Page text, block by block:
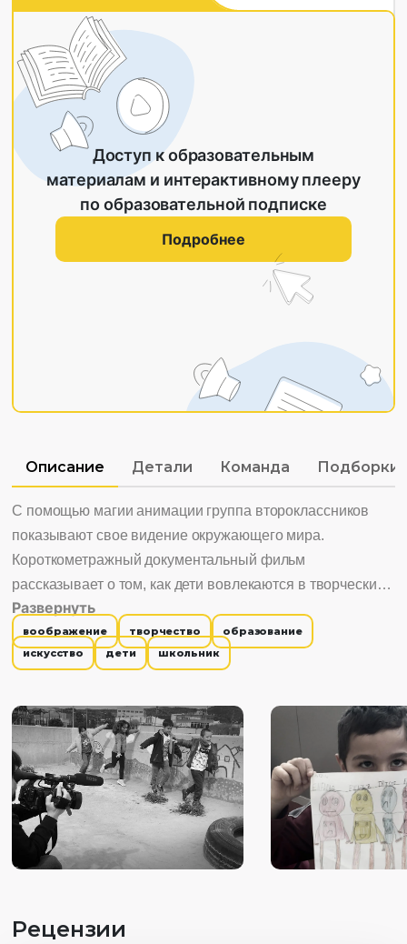
Доступ к образовательным
материалам и интерактивному плееру
по образовательной подписке
Подробнее
Описание Детали Команда Подборки
С помощью магии анимации группа второклассников
показывают свое видение окружающего мира.
Короткометражный документальный фильм
рассказывает о том, как дети вовлекаются в творческий
процесс анимации. Это показывает важность обучения
искусству и творческим навыкам как части базового
образования детей. Интересно смотреть, потому что: 1.
школьников. 2. Раскрывает процесс создания анимации.
Развернуть
воображение творчество
образование
искусство
дети школьник
Рецензии